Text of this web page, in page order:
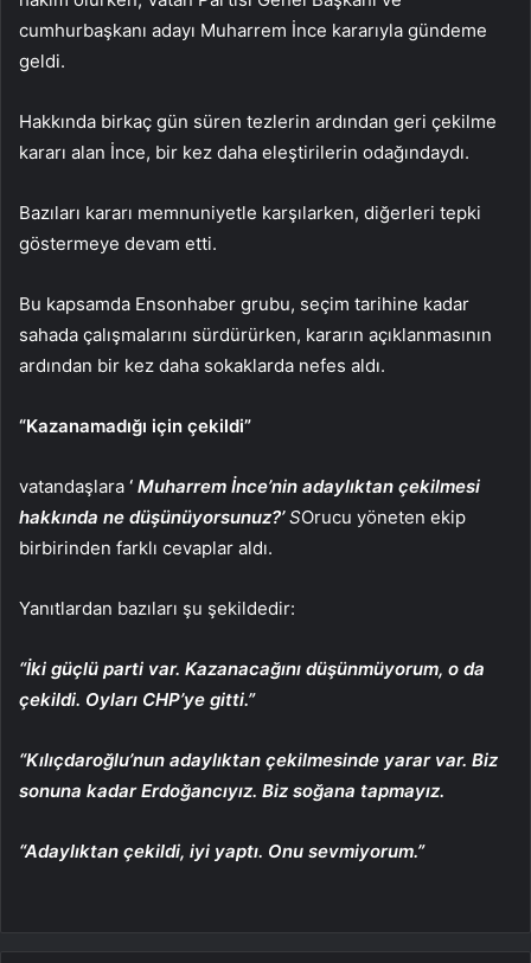
cumhurbaşkanı adayı Muharrem İnce kararıyla gündeme
geldi.
Hakkında birkaç gün süren tezlerin ardından geri çekilme
kararı alan İnce, bir kez daha eleştirilerin odağındaydı.
Bazıları kararı memnuniyetle karşılarken, diğerleri tepki
göstermeye devam etti.
Bu kapsamda Ensonhaber grubu, seçim tarihine kadar
sahada çalışmalarını sürdürürken, kararın açıklanmasının
ardından bir kez daha sokaklarda nefes aldı.
“Kazanamadığı için çekildi”
vatandaşlara ‘ Muharrem İnce’nin adaylıktan çekilmesi
hakkında ne düşünüyorsunuz?’ SOrucu yöneten ekip
birbirinden farklı cevaplar aldı.
Yanıtlardan bazıları şu şekildedir:
“İki güçlü parti var. Kazanacağını düşünmüyorum, o da
çekildi. Oyları CHP’ye gitti.”
“Kılıçdaroğlu’nun adaylıktan çekilmesinde yarar var. Biz
sonuna kadar Erdoğancıyız. Biz soğana tapmayız.
“Adaylıktan çekildi, iyi yaptı. Onu sevmiyorum.”